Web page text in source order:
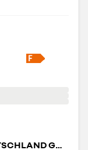
RENAULT RETAIL GROUP DEUTSCHLAND GMBH